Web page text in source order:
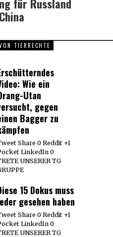
für Russland
TIERRECHTE
Wie ein
Utan
gegen
Bagger zu
Share 0 Reddit +1
LinkedIn 0
UNSERER TG
15 Dokus muss
gesehen haben
Share 0 Reddit +1
LinkedIn 0
UNSERER TG